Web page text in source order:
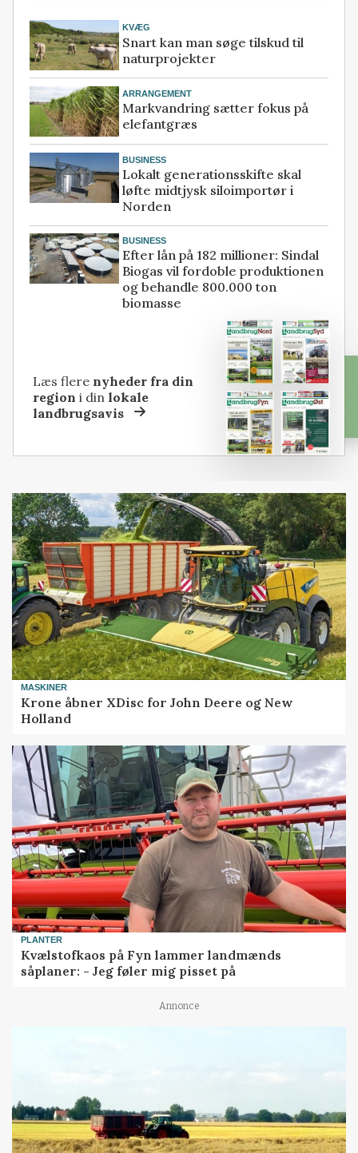
KVÆG
Snart kan man søge tilskud til
naturprojekter
ARRANGEMENT
Markvandring sætter fokus på
elefantgræs
BUSINESS
Lokalt generationsskifte skal
løfte midtjysk siloimportør i
Norden
BUSINESS
Efter lån på 182 millioner: Sindal
Biogas vil fordoble produktionen
og behandle 800.000 ton
biomasse
Læs flere nyheder fra din
region i dinlokale
landbrugsavis
MASKINER
Krone åbner XDisc for John Deere og New
Holland
PLANTER
Kvælstofkaos på Fyn lammer landmænds
såplaner: - Jeg føler mig pisset på
Annonce